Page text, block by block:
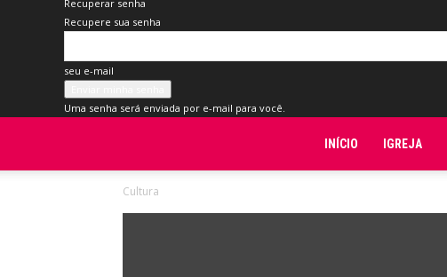
Recuperar senha
Recupere sua senha
seu e-mail
Uma senha será enviada por e-mail para você.
INÍCIO IGREJA
Cultura